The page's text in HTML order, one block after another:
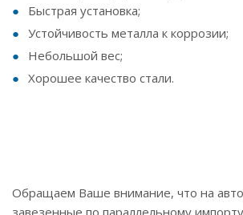
Быстрая установка;
Устойчивость металла к коррозии;
Небольшой вес;
Хорошее качество стали.
Обращаем Ваше внимание, что на
завезенные по параллельному